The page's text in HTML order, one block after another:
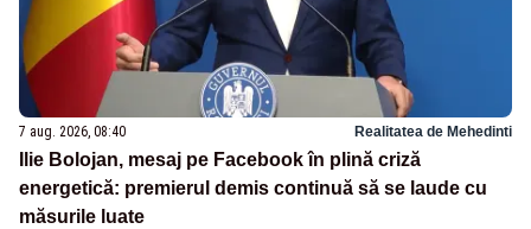
7 aug. 2026, 08:40 Realitatea de Mehedinti
Ilie Bolojan, mesaj pe Facebook în plină criză
energetică: premierul demis continuă să se laude cu
măsurile luate